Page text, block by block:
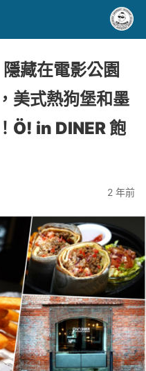
隱藏在電影公園
美式熱狗堡和墨
Ö! in DINER 飽
2 年前